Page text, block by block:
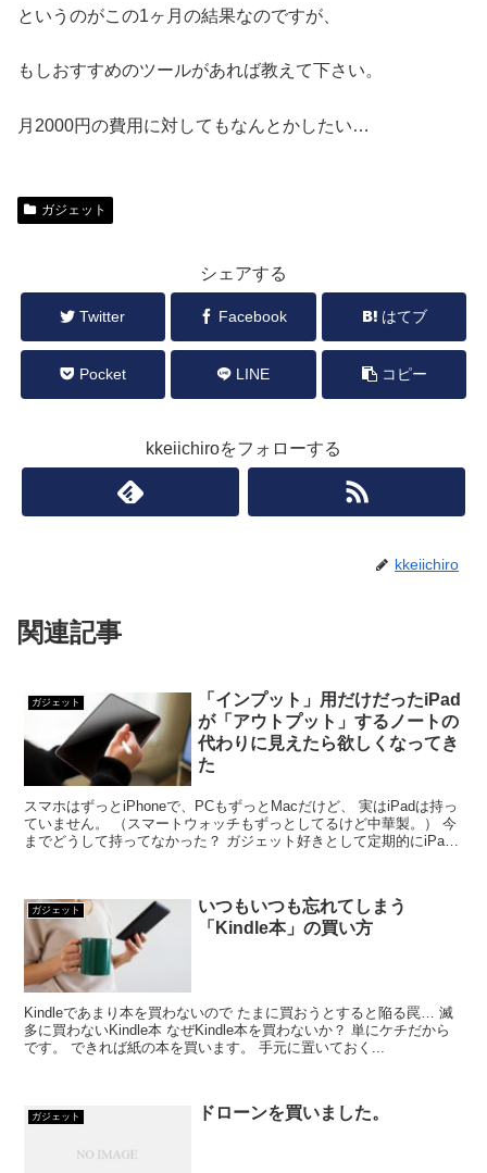
というのがこの1ヶ月の結果なのですが、
もしおすすめのツールがあれば教えて下さい。
月2000円の費用に対してもなんとかしたい…
ガジェット
シェアする
Twitter Facebook はてブ
Pocket LINE コピー
kkeiichiroをフォローする
kkeiichiro
関連記事
ガジェット
「インプット」用だけだったiPad
が「アウトプット」するノートの
代わりに見えたら欲しくなってき
た
スマホはずっとiPhoneで、PCもずっとMacだけど、 実はiPadは持っ
ていません。 （スマートウォッチもずっとしてるけど中華製。） 今
までどうして持ってなかった？ ガジェット好きとして定期的にiPad
ガジェット
いつもいつも忘れてしまう
「Kindle本」の買い方
Kindleであまり本を買わないので たまに買おうとすると陥る罠… 滅
多に買わないKindle本 なぜKindle本を買わないか？ 単にケチだから
です。 できれば紙の本を買います。 手元に置いておく...
ガジェット ドローンを買いました。